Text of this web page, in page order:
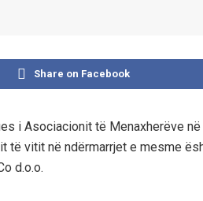
Share on Facebook
i Asociacionit të Menaxherëve
të vitit në ndërmarrjet e mesme
d.o.o.